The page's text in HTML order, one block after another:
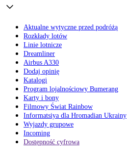
Aktualne wytyczne przed podróżą
Rozkłady lotów
Linie lotnicze
Dreamliner
Airbus A330
Dodaj opinię
Katalogi
Program lojalnościowy Bumerang
Karty i bony
Filmowy Świat Rainbow
Informatsiya dla Hromadian Ukrainy
Wyjazdy grupowe
Incoming
Dostępność cyfrowa